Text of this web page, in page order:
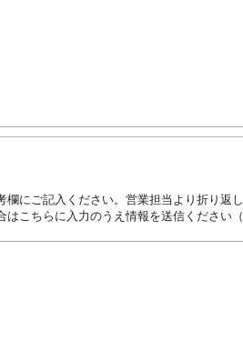
欄にご記入ください。営業担当より折り返
はこちらに入力のうえ情報を送信ください